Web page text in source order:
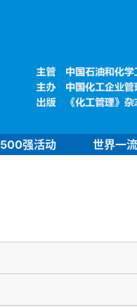
500强活动 世界一